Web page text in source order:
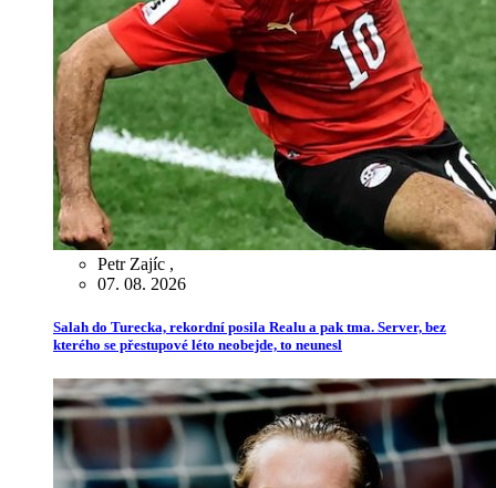
Petr Zajíc ,
07. 08. 2026
Salah do Turecka, rekordní posila Realu a pak tma. Server, bez
kterého se přestupové léto neobejde, to neunesl